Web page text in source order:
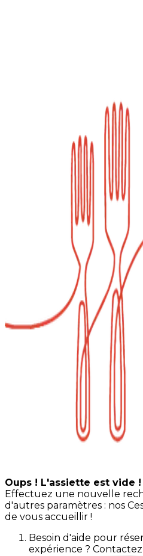
Oups ! L'assiette est vide !
Effectuez une nouvelle
d'autres paramètres : nos
de vous accueillir !
Besoin d'aide pour
expérience ?